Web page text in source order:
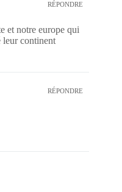
RÉPONDRE
et notre europe qui
leur continent
RÉPONDRE